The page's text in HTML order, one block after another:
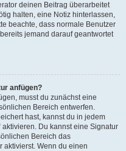
deinen Beitrag überarbeitet
halten, eine Notiz hinterlassen,
beachte, dass normale Benutzer
jemand darauf geantwortet
anfügen?
musst du zunächst eine
Bereich entwerfen.
hast, kannst du in jedem
aktivieren. Du kannst eine Signatur
Bereich das
aktivierst. Wenn du einen